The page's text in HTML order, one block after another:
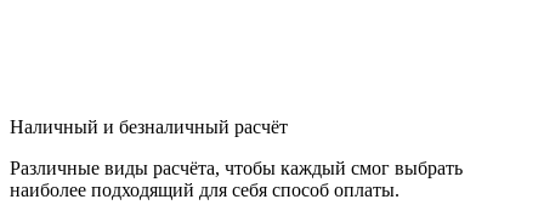
Наличный и безналичный расчёт
Различные виды расчёта, чтобы каждый смог выбрать
наиболее подходящий для себя способ оплаты.